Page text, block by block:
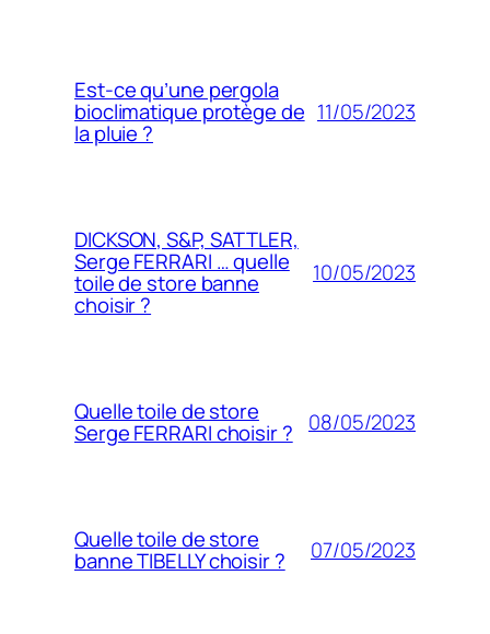
Est-ce qu’une pergola
bioclimatique protège de
la pluie ?
11/05/2023
DICKSON, S&P, SATTLER,
Serge FERRARI … quelle
toile de store banne
choisir ?
10/05/2023
Quelle toile de store
Serge FERRARI choisir ? 08/05/2023
Quelle toile de store
banne TIBELLY choisir ? 07/05/2023